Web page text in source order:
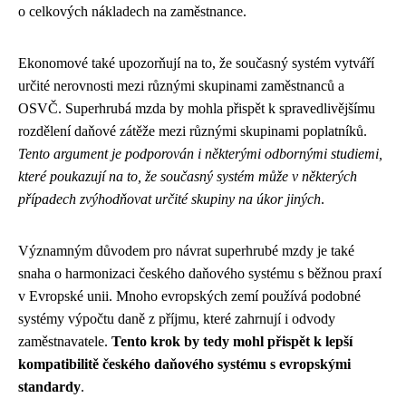
o celkových nákladech na zaměstnance.
Ekonomové také upozorňují na to, že současný systém vytváří
určité nerovnosti mezi různými skupinami zaměstnanců a
OSVČ. Superhrubá mzda by mohla přispět k spravedlivějšímu
rozdělení daňové zátěže mezi různými skupinami poplatníků.
Tento argument je podporován i některými odbornými studiemi,
které poukazují na to, že současný systém může v některých
případech zvýhodňovat určité skupiny na úkor jiných.
Významným důvodem pro návrat superhrubé mzdy je také
snaha o harmonizaci českého daňového systému s běžnou praxí
v Evropské unii. Mnoho evropských zemí používá podobné
systémy výpočtu daně z příjmu, které zahrnují i odvody
zaměstnavatele. Tento krok by tedy mohl přispět k lepší
kompatibilitě českého daňového systému s evropskými
standardy.